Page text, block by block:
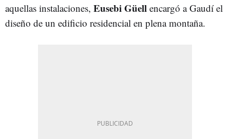
aquellas instalaciones, Eusebi Güell encargó a Gaudí el
diseño de un edificio residencial en plena montaña.